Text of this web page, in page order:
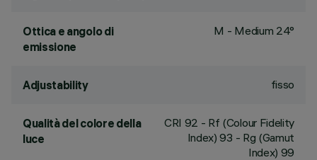
Ottica e angolo di
emissione
M - Medium 24°
Adjustability fisso
Qualità del colore della
luce
CRI 92 - Rf (Colour Fidelity
Index) 93 - Rg (Gamut
Index) 99